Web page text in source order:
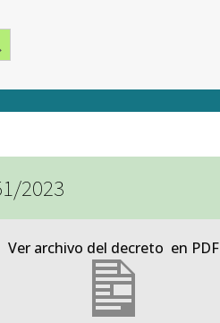
2023
Ver archivo del decreto en PDF